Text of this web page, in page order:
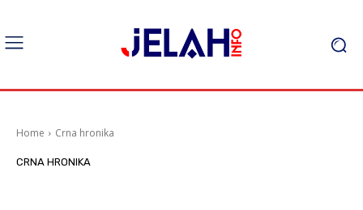
Home Crna hronika
CRNA HRONIKA